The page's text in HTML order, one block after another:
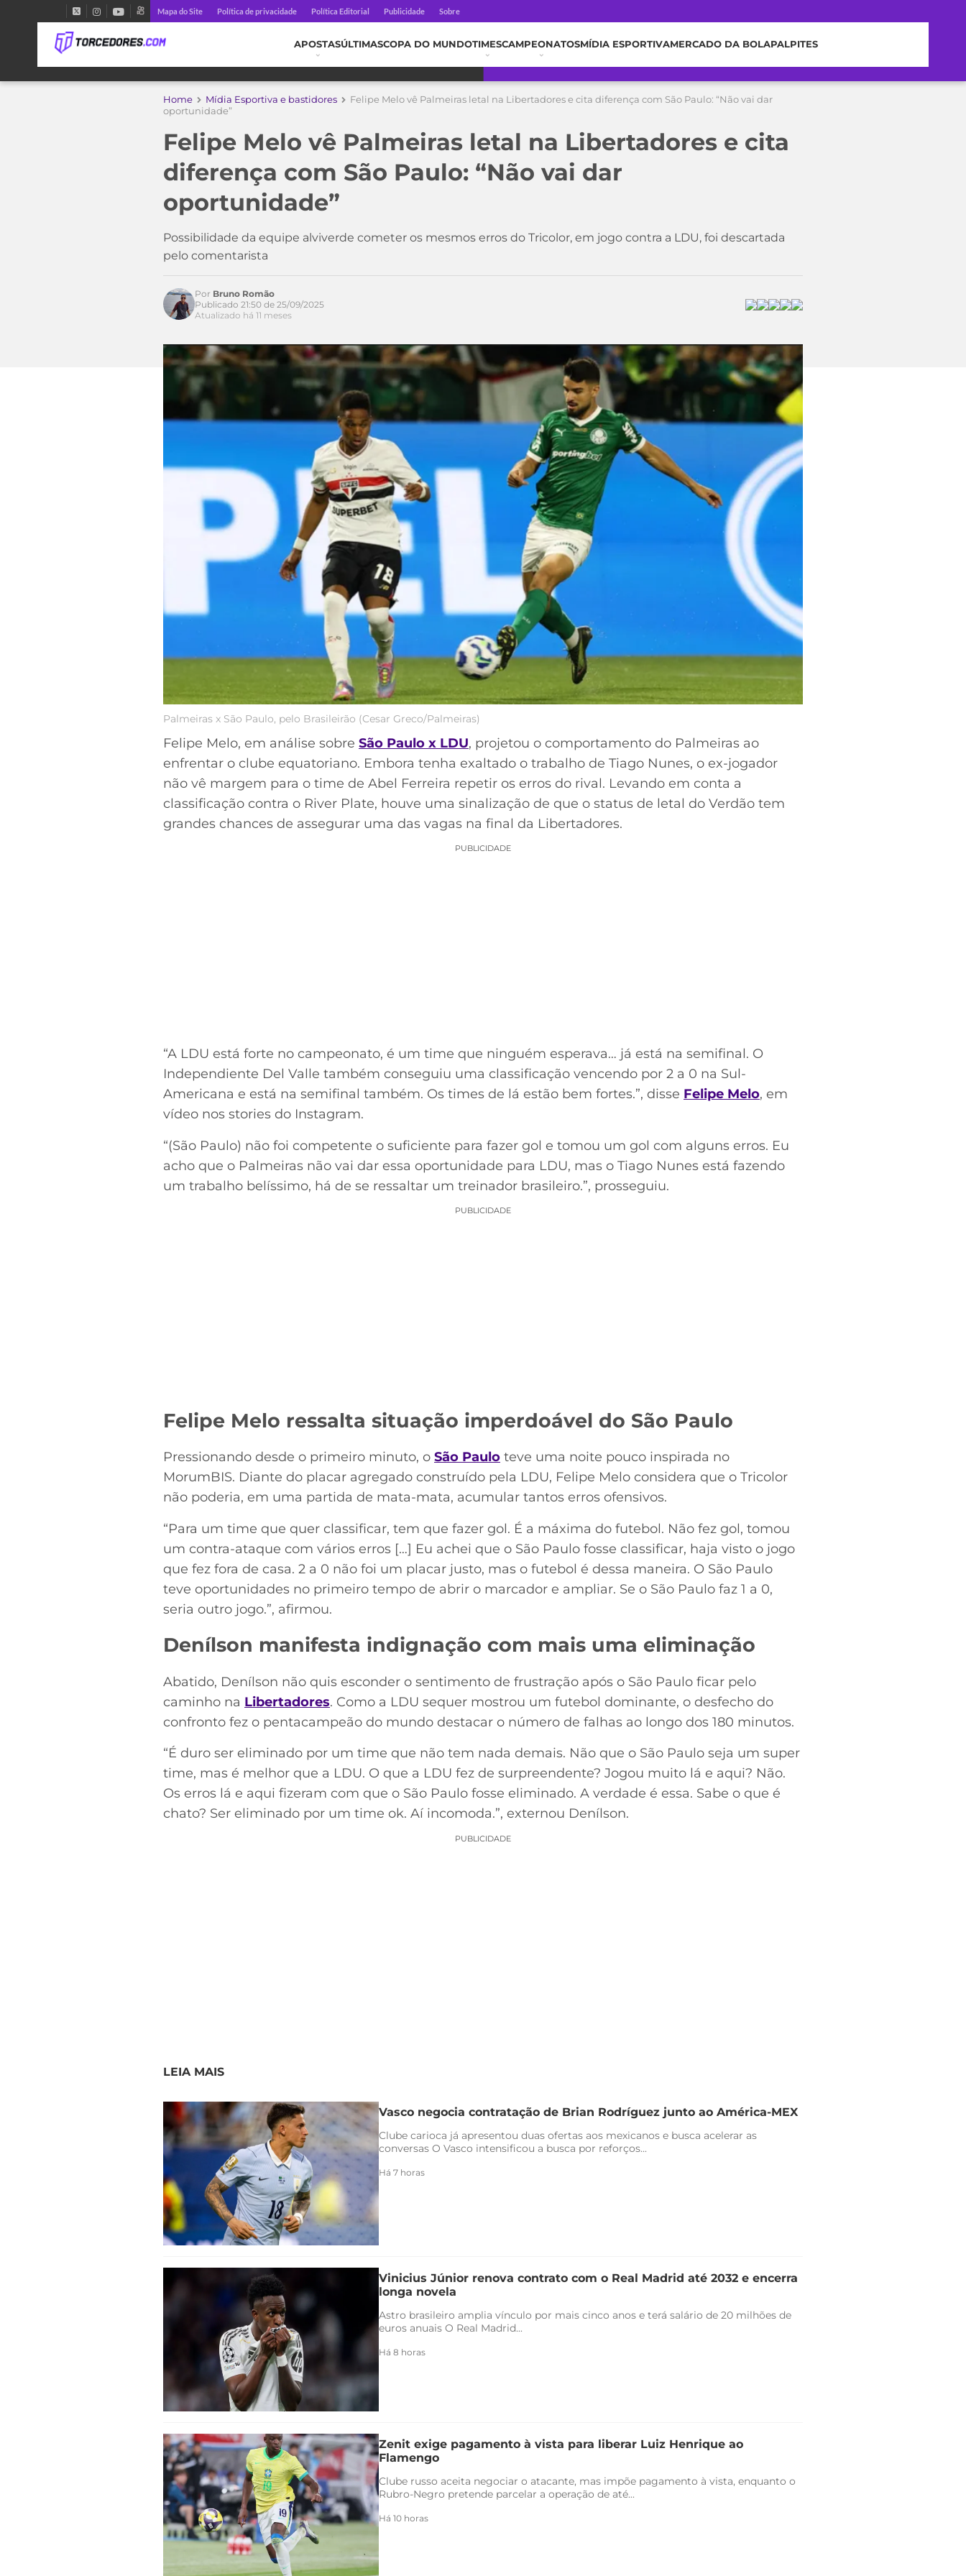
Mapa do Site Política de privacidade Política Editorial Publicidade Sobre
APOSTASÚLTIMASCOPA DO MUNDOTIMESCAMPEONATOSMÍDIA ESPORTIVAMERCADO DA BOLAPALPITES
Home Mídia Esportiva e bastidores
Felipe Melo vê Palmeiras letal na Libertadores e cita diferença com São Paulo: “Não vai dar
oportunidade”
Felipe Melo vê Palmeiras letal na Libertadores e cita
diferença com São Paulo: “Não vai dar
oportunidade”
Possibilidade da equipe alviverde cometer os mesmos erros do Tricolor, em jogo contra a LDU, foi descartada
pelo comentarista
Por Bruno Romão
Publicado 21:50 de 25/09/2025
Atualizado há 11 meses
Palmeiras x São Paulo, pelo Brasileirão (Cesar Greco/Palmeiras)
Felipe Melo, em análise sobre São Paulo x LDU, projetou o comportamento do Palmeiras ao
enfrentar o clube equatoriano. Embora tenha exaltado o trabalho de Tiago Nunes, o ex-jogador
não vê margem para o time de Abel Ferreira repetir os erros do rival. Levando em conta a
classificação contra o River Plate, houve uma sinalização de que o status de letal do Verdão tem
grandes chances de assegurar uma das vagas na final da Libertadores.
PUBLICIDADE
“A LDU está forte no campeonato, é um time que ninguém esperava… já está na semifinal. O
Independiente Del Valle também conseguiu uma classificação vencendo por 2 a 0 na Sul-
Americana e está na semifinal também. Os times de lá estão bem fortes.”, disse Felipe Melo, em
vídeo nos stories do Instagram.
“(São Paulo) não foi competente o suficiente para fazer gol e tomou um gol com alguns erros. Eu
acho que o Palmeiras não vai dar essa oportunidade para LDU, mas o Tiago Nunes está fazendo
um trabalho belíssimo, há de se ressaltar um treinador brasileiro.”, prosseguiu.
PUBLICIDADE
Felipe Melo ressalta situação imperdoável do São Paulo
Pressionando desde o primeiro minuto, o São Paulo teve uma noite pouco inspirada no
MorumBIS. Diante do placar agregado construído pela LDU, Felipe Melo considera que o Tricolor
não poderia, em uma partida de mata-mata, acumular tantos erros ofensivos.
“Para um time que quer classificar, tem que fazer gol. É a máxima do futebol. Não fez gol, tomou
um contra-ataque com vários erros […] Eu achei que o São Paulo fosse classificar, haja visto o jogo
que fez fora de casa. 2 a 0 não foi um placar justo, mas o futebol é dessa maneira. O São Paulo
teve oportunidades no primeiro tempo de abrir o marcador e ampliar. Se o São Paulo faz 1 a 0,
seria outro jogo.”, afirmou.
Denílson manifesta indignação com mais uma eliminação
Abatido, Denílson não quis esconder o sentimento de frustração após o São Paulo ficar pelo
caminho na Libertadores. Como a LDU sequer mostrou um futebol dominante, o desfecho do
confronto fez o pentacampeão do mundo destacar o número de falhas ao longo dos 180 minutos.
“É duro ser eliminado por um time que não tem nada demais. Não que o São Paulo seja um super
time, mas é melhor que a LDU. O que a LDU fez de surpreendente? Jogou muito lá e aqui? Não.
Os erros lá e aqui fizeram com que o São Paulo fosse eliminado. A verdade é essa. Sabe o que é
chato? Ser eliminado por um time ok. Aí incomoda.”, externou Denílson.
PUBLICIDADE
LEIA MAIS
Vasco negocia contratação de Brian Rodríguez junto ao América-MEX
Clube carioca já apresentou duas ofertas aos mexicanos e busca acelerar as
conversas O Vasco intensificou a busca por reforços...
Há 7 horas
Vinicius Júnior renova contrato com o Real Madrid até 2032 e encerra
longa novela
Astro brasileiro amplia vínculo por mais cinco anos e terá salário de 20 milhões de
euros anuais O Real Madrid...
Há 8 horas
Zenit exige pagamento à vista para liberar Luiz Henrique ao
Flamengo
Clube russo aceita negociar o atacante, mas impõe pagamento à vista, enquanto o
Rubro-Negro pretende parcelar a operação de até...
Há 10 horas